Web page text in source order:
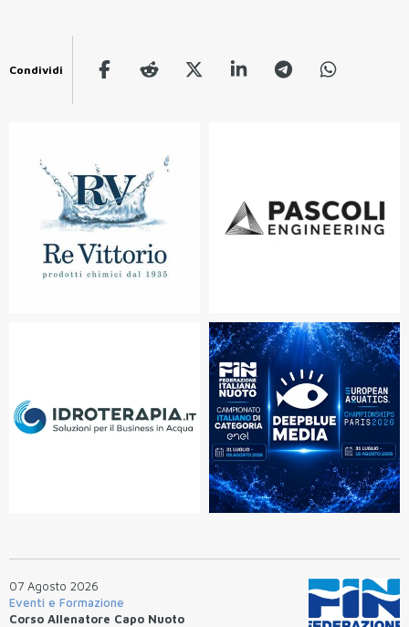
Condividi
07 Agosto 2026
Eventi e Formazione
Corso Allenatore Capo Nuoto